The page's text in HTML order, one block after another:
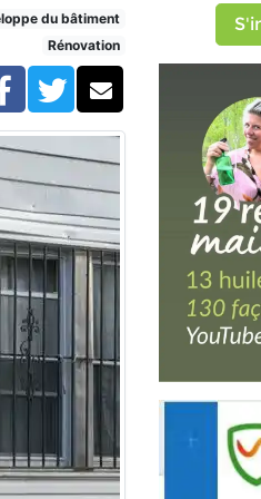
nécessaires
du bâtiment
Rénovation
Facebook
TwitterCourriel